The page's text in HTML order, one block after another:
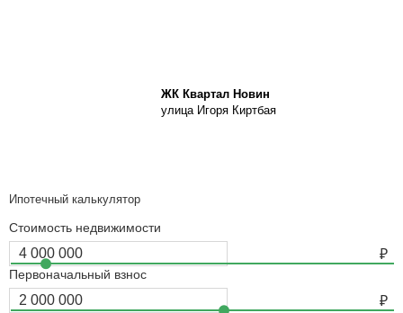
ЖК Квартал Новин
улица Игоря Киртбая
Ипотечный калькулятор
Стоимость недвижимости
Первоначальный взнос